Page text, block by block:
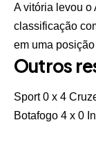
A vitória levou o
classificação
em uma
Outros
Sport 0 x 4
Botafogo 4 x 0